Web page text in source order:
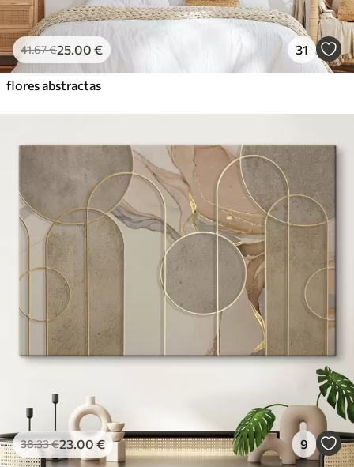
41.67€25.00 € 31
flores abstractas
38.33€23.00 € 9